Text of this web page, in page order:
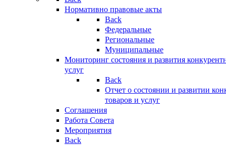
Нормативно правовые акты
Back
Федеральные
Региональные
Муниципальные
Мониторинг состояния и развития
услуг
Back
Отчет о состоянии и развитии
товаров и услуг
Соглашения
Работа Совета
Мероприятия
Back